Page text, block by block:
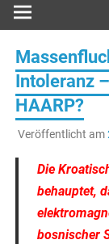
Intoleranz
HAARP?
Veröffentlicht am
Die
behauptet,
bosnischer